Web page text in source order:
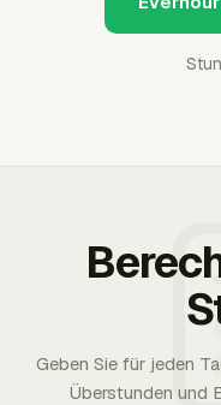
Geben Sie für jeden
Überstunden und